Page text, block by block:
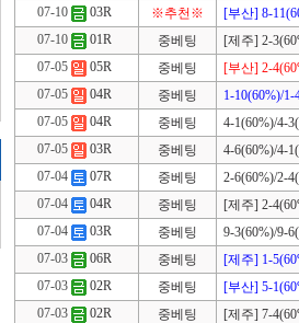
07-10
03R ※추천※
[부산] 8-
07-10
01R 중베팅
[제주] 2-
07-05
05R 중베팅
[부산] 2-
07-05
04R 중베팅
1-10(60%)/1-
07-05
04R 중베팅
4-1(60%)/4-
07-05
03R 중베팅
4-6(60%)/4-
07-04
07R 중베팅
2-6(60%)/2-
07-04
04R 중베팅
[제주] 2-
07-04
03R 중베팅
9-3(60%)/9-
07-03
06R 중베팅
[제주] 1-
07-03
02R 중베팅
[부산] 5-
07-03
02R 중베팅
[제주] 7-